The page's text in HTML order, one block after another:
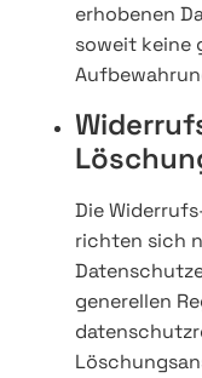
erhobenen
soweit keine
Die
richten sich
generellen